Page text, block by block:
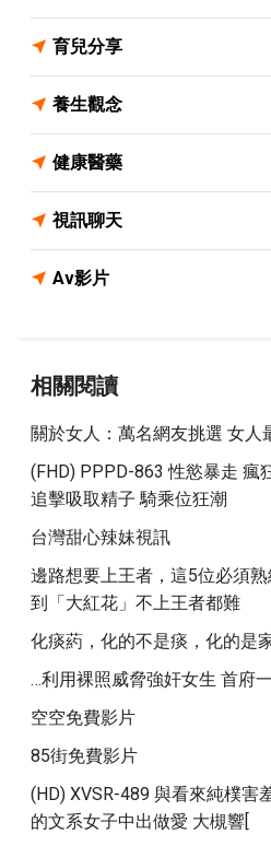
育兒分享
養生觀念
健康醫藥
視訊聊天
Av影片
相關閱讀
關於女人：萬名網友挑選 女人
(FHD) PPPD-863 性慾暴走 瘋
追擊吸取精子 騎乘位狂潮
台灣甜心辣妹視訊
邊路想要上王者，這5位必須
到「大紅花」不上王者都難
化痰葯，化的不是痰，化的是
…利用裸照威脅強奸女生 首府
空空免費影片
85街免費影片
(HD) XVSR-489 與看來純樸害
的文系女子中出做愛 大槻響[